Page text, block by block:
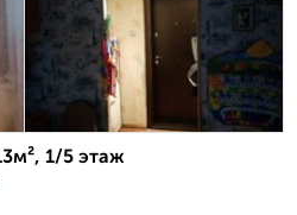
1/5 этаж